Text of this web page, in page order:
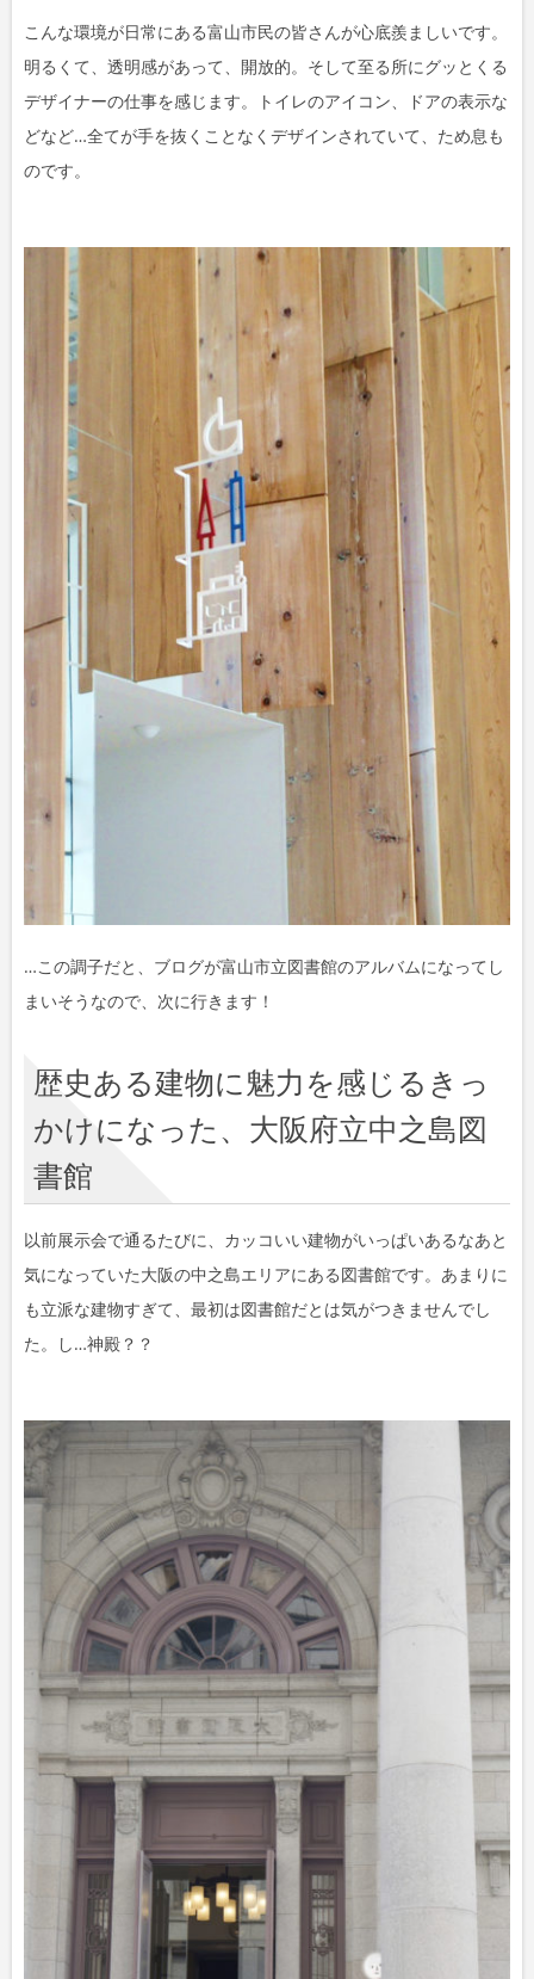
こんな環境が日常にある富山市民の皆さんが心底羨ましいです。
明るくて、透明感があって、開放的。そして至る所にグッとくる
デザイナーの仕事を感じます。トイレのアイコン、ドアの表示な
どなど…全てが手を抜くことなくデザインされていて、ため息も
のです。
…この調子だと、ブログが富山市立図書館のアルバムになってし
まいそうなので、次に行きます！
歴史ある建物に魅力を感じるきっ
かけになった、大阪府立中之島図
書館
以前展示会で通るたびに、カッコいい建物がいっぱいあるなあと
気になっていた大阪の中之島エリアにある図書館です。あまりに
も立派な建物すぎて、最初は図書館だとは気がつきませんでし
た。し…神殿？？